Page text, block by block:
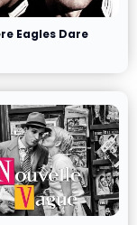
Eagles Dare